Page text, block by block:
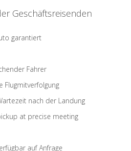
Geschäftsreisenden
garantiert
Fahrer
Flugmitverfolgung
nach der Landung
at precise meeting
auf Anfrage